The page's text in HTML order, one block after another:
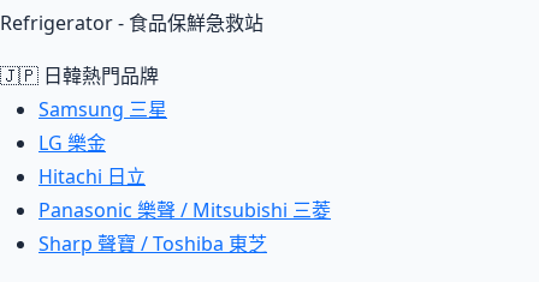
Refrigerator - 食品保鮮急救站
🇯🇵 日韓熱門品牌
Samsung 三星
LG 樂金
Hitachi 日立
Panasonic 樂聲 / Mitsubishi 三菱
Sharp 聲寶 / Toshiba 東芝